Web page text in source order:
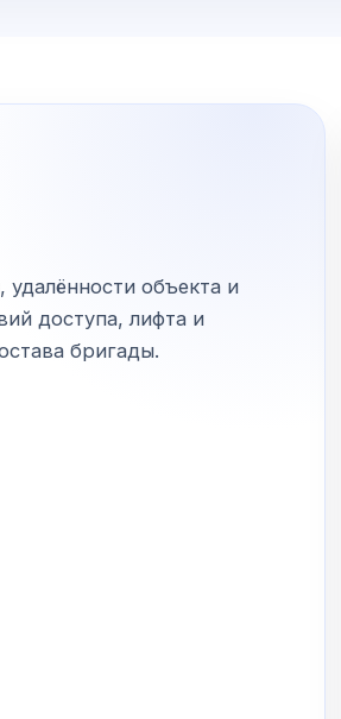
объекта и
доступа, лифта и
бригады.